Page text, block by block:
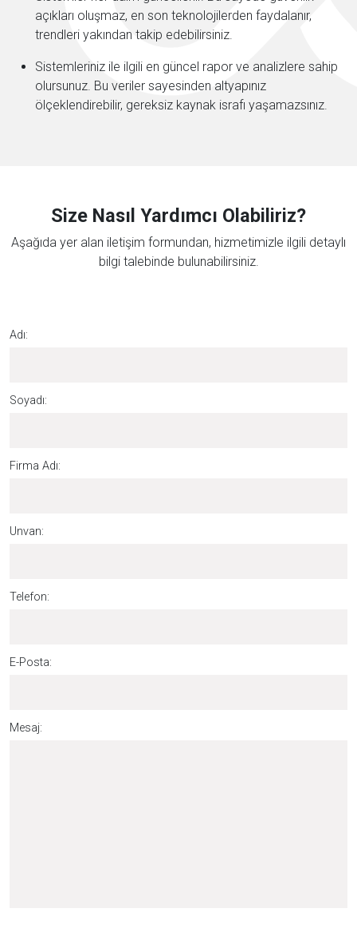
açıkları oluşmaz, en son teknolojilerden faydalanır,
trendleri yakından takip edebilirsiniz.
Sistemleriniz ile ilgili en güncel rapor ve analizlere sahip
olursunuz. Bu veriler sayesinden altyapınız
ölçeklendirebilir, gereksiz kaynak israfı yaşamazsınız.
Size Nasıl Yardımcı Olabiliriz?
Aşağıda yer alan iletişim formundan, hizmetimizle ilgili detaylı
bilgi talebinde bulunabilirsiniz.
Adı:
Soyadı:
Firma Adı:
Unvan:
Telefon:
E-Posta:
Mesaj: